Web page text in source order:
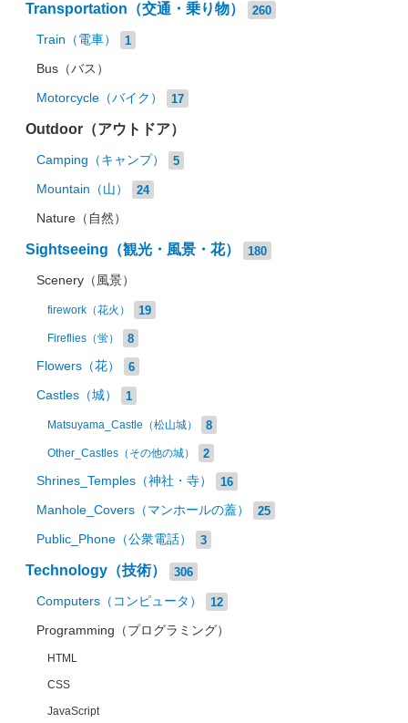
Transportation（交通・乗り物） 260
Train（電車） 1
Bus（バス）
Motorcycle（バイク） 17
Outdoor（アウトドア）
Camping（キャンプ） 5
Mountain（山） 24
Nature（自然）
Sightseeing（観光・風景・花） 180
Scenery（風景）
firework（花火） 19
Fireflies（蛍） 8
Flowers（花） 6
Castles（城） 1
Matsuyama_Castle（松山城） 8
Other_Castles（その他の城） 2
Shrines_Temples（神社・寺） 16
Manhole_Covers（マンホールの蓋） 25
Public_Phone（公衆電話） 3
Technology（技術） 306
Computers（コンピュータ） 12
Programming（プログラミング）
HTML
CSS
JavaScript